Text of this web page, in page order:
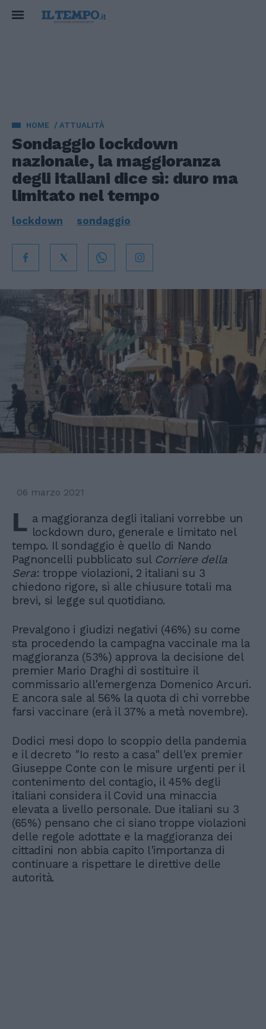
HOME ATTUALITÀ
Sondaggio lockdown
nazionale, la maggioranza
degli italiani dice sì: duro ma
limitato nel tempo
lockdown sondaggio
06 marzo 2021
L a maggioranza degli italiani vorrebbe un
lockdown duro, generale e limitato nel
tempo. Il sondaggio è quello di Nando
Pagnoncelli pubblicato sul Corriere della
Sera: troppe violazioni, 2 italiani su 3
chiedono rigore, sì alle chiusure totali ma
brevi, si legge sul quotidiano.
Prevalgono i giudizi negativi (46%) su come
sta procedendo la campagna vaccinale ma la
maggioranza (53%) approva la decisione del
premier Mario Draghi di sostituire il
commissario all'emergenza Domenico Arcuri.
E ancora sale al 56% la quota di chi vorrebbe
farsi vaccinare (erà il 37% a metà novembre).
Dodici mesi dopo lo scoppio della pandemia
e il decreto "Io resto a casa" dell'ex premier
Giuseppe Conte con le misure urgenti per il
contenimento del contagio, il 45% degli
italiani considera il Covid una minaccia
elevata a livello personale. Due italiani su 3
(65%) pensano che ci siano troppe violazioni
delle regole adottate e la maggioranza dei
cittadini non abbia capito l'importanza di
continuare a rispettare le direttive delle
autorità.